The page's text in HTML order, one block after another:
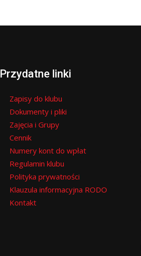
Przydatne linki
Zapisy do klubu
Dokumenty i pliki
Zajęcia i Grupy
Cennik
Numery kont do wpłat
Regulamin klubu
Polityka prywatności
Klauzula informacyjna RODO
Kontakt